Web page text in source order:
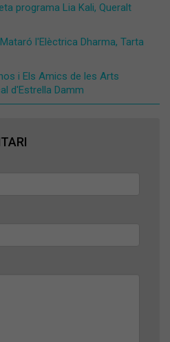
programa Lia Kali, Queralt
l'Elèctrica Dharma, Tarta
i Els Amics de les Arts
d'Estrella Damm